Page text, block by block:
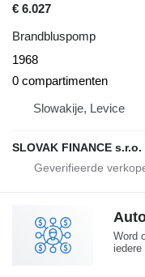
€ 6.027
Brandbluspomp
1968
0 compartimenten
Slowakije, Levice
SLOVAK FINANCE s.r.o.
Word